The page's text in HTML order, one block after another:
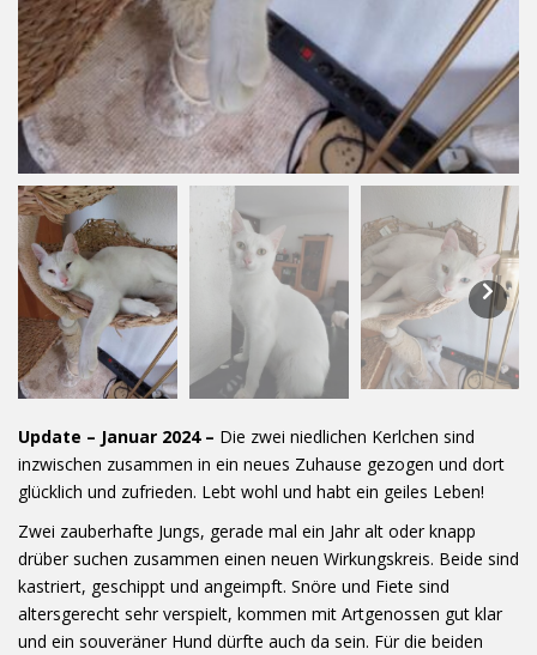
Update – Januar 2024 – Die zwei niedlichen Kerlchen sind
inzwischen zusammen in ein neues Zuhause gezogen und dort
glücklich und zufrieden. Lebt wohl und habt ein geiles Leben!
Zwei zauberhafte Jungs, gerade mal ein Jahr alt oder knapp
drüber suchen zusammen einen neuen Wirkungskreis. Beide sind
kastriert, geschippt und angeimpft. Snöre und Fiete sind
altersgerecht sehr verspielt, kommen mit Artgenossen gut klar
und ein souveräner Hund dürfte auch da sein. Für die beiden